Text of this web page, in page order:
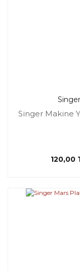
Singer
Singer Makine
120,00